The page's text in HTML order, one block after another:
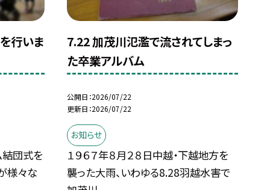
行いま
団式を
様々な
7.22 加茂川氾濫で流されてしまっ
た卒業アルバム
公開日 2026/07/22
更新日 2026/07/22
お知らせ
１９６７年８月２８日中越・下越地方を
襲った大雨、いわゆる8.28羽越水害で